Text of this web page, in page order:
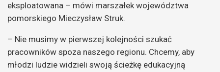
eksploatowana – mówi marszałek województwa
pomorskiego Mieczysław Struk.
– Nie musimy w pierwszej kolejności szukać
pracowników spoza naszego regionu. Chcemy, aby
młodzi ludzie widzieli swoją ścieżkę edukacyjną